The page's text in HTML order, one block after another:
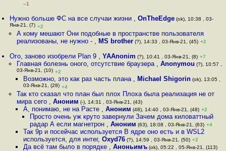
–1
Нужно больше ФС на все случаи жизни ,OnTheEdge (ok), 10:38 , 03-
Янв-21, (7) +2
А кому мешают Они подобные в пространстве пользователя
реализованы, не нужно - , MS brother(?), 14:33 , 03-Янв-21, (45) +2
Ого, заново изобрели Plan 9 ,YAAnonim (?), 10:41 , 03-Янв-21, (8) +7
Главная болезнь оного, отсутствие браузера , Anonymou (?), 10:57 ,
03-Янв-21, (10) +2
Возможно, это как раз часть плана , Michael Shigorin(ok), 13:05 ,
03-Янв-21, (28) +4
Так кто сказал что план был плох Плоха была реализация не от
мира сего , Аноним (-), 14:31 , 03-Янв-21, (43)
А, понимаю, не на Расте , Аноним (48), 14:40 , 03-Янв-21, (48) +2
Просто очень уж круто завернули Зачем дома киловаттный
радар А если магнетрон ,Аноним (63), 18:08 , 03-Янв-21, (63) +4
Так 9p и посейчас используется В ядре оно есть и в WSL2
используется, для интег, Oxyd76(?), 14:59 , 03-Янв-21, (50) +2
Да всё там было в порядке , Аноньимъ(ok), 05:22 , 05-Янв-21, (113)